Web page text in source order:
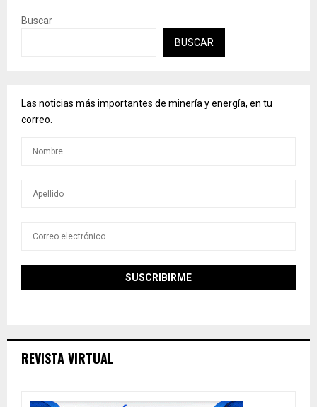
Buscar
BUSCAR
Las noticias más importantes de minería y energía, en tu
correo.
REVISTA VIRTUAL